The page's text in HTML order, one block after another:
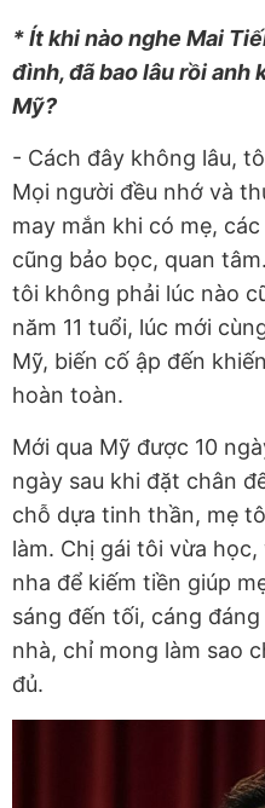
* Ít khi nào nghe Mai
đình, đã bao lâu rồi anh
Mỹ?
- Cách đây không lâu,
Mọi người đều nhớ và
may mắn khi có mẹ,
cũng bảo bọc, quan
tôi không phải lúc nào
năm 11 tuổi, lúc mới
Mỹ, biến cố ập đến
hoàn toàn.
Mới qua Mỹ được 10
ngày sau khi đặt chân
chỗ dựa tinh thần, mẹ
làm. Chị gái tôi vừa
nha để kiếm tiền giúp
sáng đến tối, cáng
nhà, chỉ mong làm sao
đủ.